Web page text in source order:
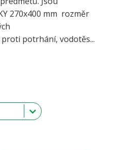
270x400 mm rozměr
potrhání, vodotěs...